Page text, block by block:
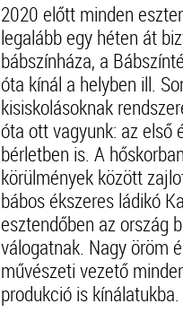
2020 előtt minden
legalább egy héten át
bábszínháza, a
óta kínál a helyben ill.
kisiskolásoknak
óta ott vagyunk: az első
bérletben is. A
körülmények között
bábos ékszeres ládikó
esztendőben az ország
válogatnak. Nagy öröm
művészeti vezető
produkció is kínálatukba.